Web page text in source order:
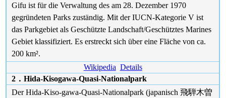
Gifu ist für die Verwaltung des am 28. Dezember 1970
gegründeten Parks zuständig. Mit der IUCN-Kategorie V ist
das Parkgebiet als Geschützte Landschaft/Geschütztes Marines
Gebiet klassifiziert. Es erstreckt sich über eine Fläche von ca.
200 km².
Wikipedia Details
2．Hida-Kisogawa-Quasi-Nationalpark
Der Hida-Kiso-gawa-Quasi-Nationalpark (japanisch 飛騨木曽